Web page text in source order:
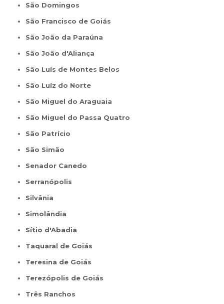
São Domingos
São Francisco de Goiás
São João da Paraúna
São João d'Aliança
São Luís de Montes Belos
São Luíz do Norte
São Miguel do Araguaia
São Miguel do Passa Quatro
São Patrício
São Simão
Senador Canedo
Serranópolis
Silvânia
Simolândia
Sítio d'Abadia
Taquaral de Goiás
Teresina de Goiás
Terezópolis de Goiás
Três Ranchos